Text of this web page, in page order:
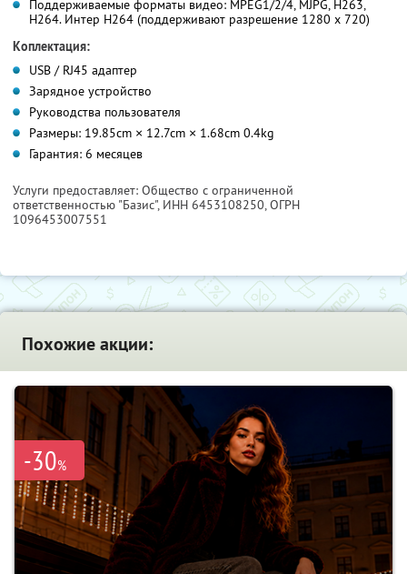
Поддерживаемые форматы видео: MPEG1/2/4, MJPG, H263,
H264. Интер H264 (поддерживают разрешение 1280 х 720)
Коплектация:
USB / RJ45 адаптер
Зарядное устройство
Руководства пользователя
Размеры: 19.85cm × 12.7cm × 1.68cm 0.4kg
Гарантия: 6 месяцев
Услуги предоставляет: Общество с ограниченной
ответственностью "Базис", ИНН 6453108250, ОГРН
1096453007551
Похожие акции:
-30%